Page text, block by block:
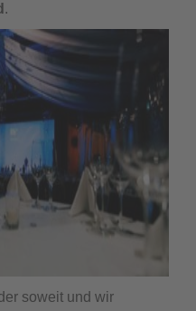
.
soweit und wir